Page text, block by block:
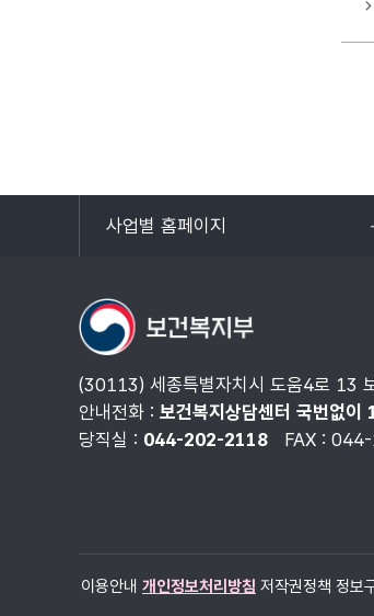
사업별 홈페이지
목록
(30113) 세종특별자치시 도움4로 13
안내전화 : 보건복지상담센터 국번없이
당직실 : 044-202-2118 FAX :
이용안내 개인정보처리방침 저작권정책 정보